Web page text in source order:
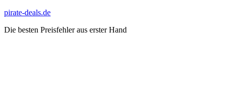
Zum
springen
pirate-deals.de
Die besten Preisfehler aus erster Hand